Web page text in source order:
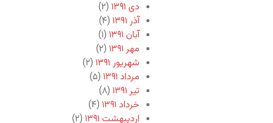
دی ۱۳۹۱
(۲)
آذر ۱۳۹۱
(۴)
آبان ۱۳۹۱
(۱)
مهر ۱۳۹۱
(۲)
شهریور ۱۳۹۱
(۲)
مرداد ۱۳۹۱
(۵)
تیر ۱۳۹۱
(۸)
خرداد ۱۳۹۱
(۴)
اردیبهشت ۱۳۹۱
(۲)